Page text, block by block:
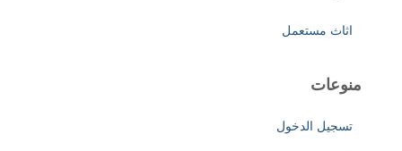
اثاث مستعمل
منوعات
تسجيل الدخول